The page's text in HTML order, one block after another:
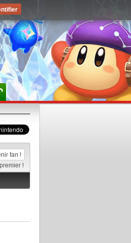
fan !
!